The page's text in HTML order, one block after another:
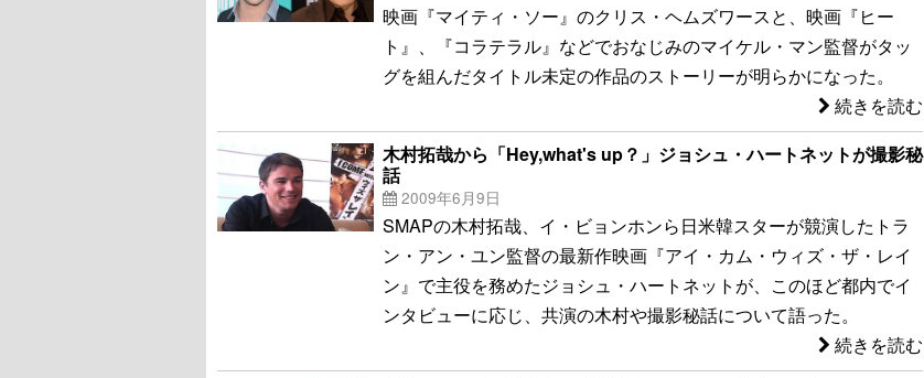
映画『マイティ・ソー』のクリス・ヘムズワースと、映画『ヒー
ト』、『コラテラル』などでおなじみのマイケル・マン監督がタッ
グを組んだタイトル未定の作品のストーリーが明らかになった。
続きを読む
木村拓哉から「Hey,what's up？」ジョシュ・ハートネットが撮影秘
話
2009年6月9日
SMAPの木村拓哉、イ・ビョンホンら日米韓スターが競演したトラ
ン・アン・ユン監督の最新作映画『アイ・カム・ウィズ・ザ・レイ
ン』で主役を務めたジョシュ・ハートネットが、このほど都内でイ
ンタビューに応じ、共演の木村や撮影秘話について語った。
続きを読む